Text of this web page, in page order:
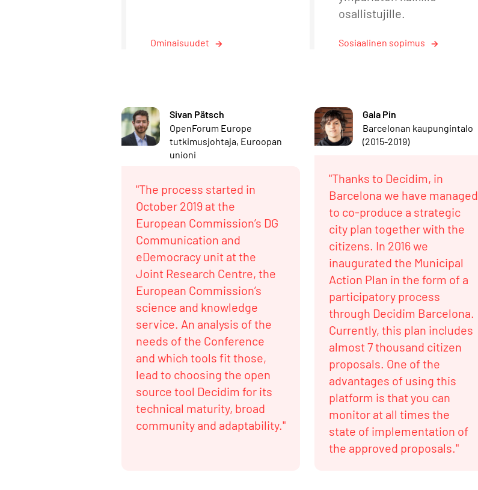
Ominaisuudet
osallistujille.
Sosiaalinen sopimus
Sivan Pätsch
OpenForum Europe
tutkimusjohtaja, Euroopan
unioni
"The process started in
October 2019 at the
European Commission’s DG
Communication and
eDemocracy unit at the
Joint Research Centre, the
European Commission’s
science and knowledge
service. An analysis of the
needs of the Conference
and which tools fit those,
lead to choosing the open
source tool Decidim for its
technical maturity, broad
community and adaptability."
Gala Pin
Barcelonan kaupungintalo
(2015-2019)
"Thanks to Decidim, in
Barcelona we have managed
to co-produce a strategic
city plan together with the
citizens. In 2016 we
inaugurated the Municipal
Action Plan in the form of a
participatory process
through Decidim Barcelona.
Currently, this plan includes
almost 7 thousand citizen
proposals. One of the
advantages of using this
platform is that you can
monitor at all times the
state of implementation of
the approved proposals."